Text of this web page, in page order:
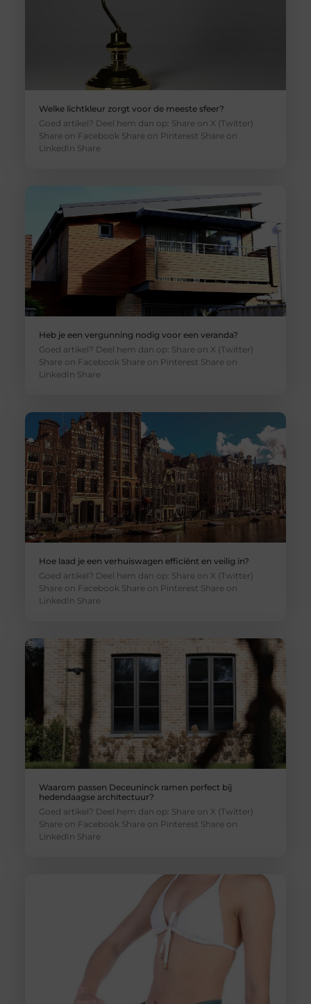
Welke lichtkleur zorgt voor de meeste sfeer?
Goed artikel? Deel hem dan op: Share on X (Twitter)
Share on Facebook Share on Pinterest Share on
LinkedIn Share
Heb je een vergunning nodig voor een veranda?
Goed artikel? Deel hem dan op: Share on X (Twitter)
Share on Facebook Share on Pinterest Share on
LinkedIn Share
Hoe laad je een verhuiswagen efficiënt en veilig in?
Goed artikel? Deel hem dan op: Share on X (Twitter)
Share on Facebook Share on Pinterest Share on
LinkedIn Share
Waarom passen Deceuninck ramen perfect bij
hedendaagse architectuur?
Goed artikel? Deel hem dan op: Share on X (Twitter)
Share on Facebook Share on Pinterest Share on
LinkedIn Share